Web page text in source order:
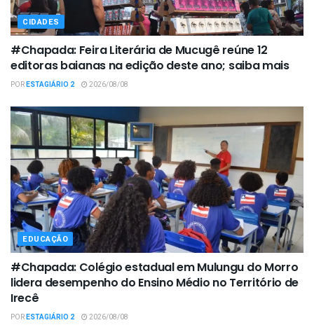
CIDADES
#Chapada: Feira Literária de Mucugê reúne 12
editoras baianas na edição deste ano; saiba mais
PORESTAGIÁRIO 2 2026/08/08
EDUCAÇÃO
#Chapada: Colégio estadual em Mulungu do Morro
lidera desempenho do Ensino Médio no Território de
Irecê
PORESTAGIÁRIO 2 2026/08/08